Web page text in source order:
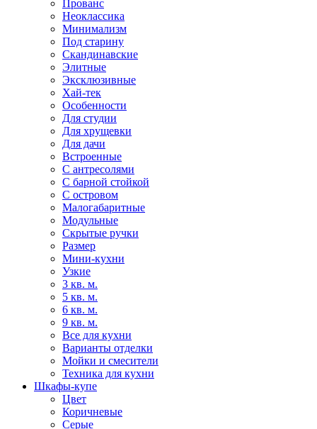
Прованс
Неоклассика
Минимализм
Под старину
Скандинавские
Элитные
Эксклюзивные
Хай-тек
Особенности
Для студии
Для хрущевки
Для дачи
Встроенные
С антресолями
С барной стойкой
С островом
Малогабаритные
Модульные
Скрытые ручки
Размер
Мини-кухни
Узкие
3 кв. м.
5 кв. м.
6 кв. м.
9 кв. м.
Все для кухни
Варианты отделки
Мойки и смесители
Техника для кухни
Шкафы-купе
Цвет
Коричневые
Серые